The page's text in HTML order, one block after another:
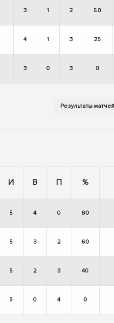
3 1 2 50
4 1 3 25
3 0 3 0
И В П %
5 4 0 80
5 3 2 60
5 2 3 40
5 0 4 0